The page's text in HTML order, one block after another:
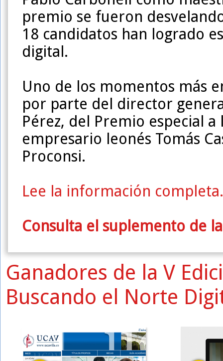
premio se fueron
18 candidatos han logrado
digital.
Uno de los momentos más
por parte del director
Pérez, del Premio especial
empresario leonés Tomás
Proconsi.
Lee la información completa.
Consulta el suplemento de
Ganadores de la V
Buscando el Norte